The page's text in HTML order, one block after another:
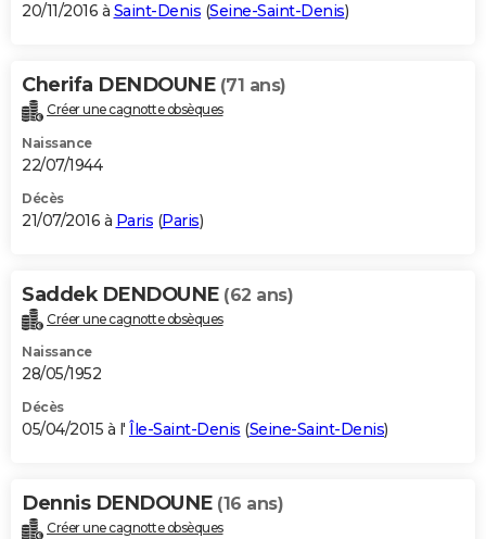
20/11/2016 à Saint-Denis (Seine-Saint-Denis)
Cherifa DENDOUNE (71 ans)
Créer une cagnotte obsèques
Naissance
22/07/1944
Décès
21/07/2016 à Paris (Paris)
Saddek DENDOUNE (62 ans)
Créer une cagnotte obsèques
Naissance
28/05/1952
Décès
05/04/2015 à l' Île-Saint-Denis (Seine-Saint-Denis)
Dennis DENDOUNE (16 ans)
Créer une cagnotte obsèques